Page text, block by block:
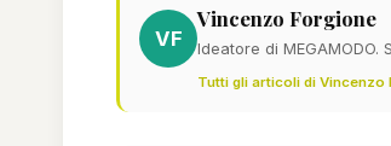
VF
Vincenzo Forgione
Ideatore di
Tutti gli articoli di Vincenzo